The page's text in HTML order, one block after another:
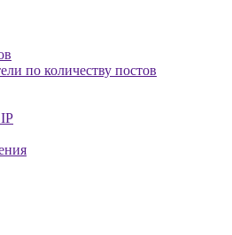
по количеству постов